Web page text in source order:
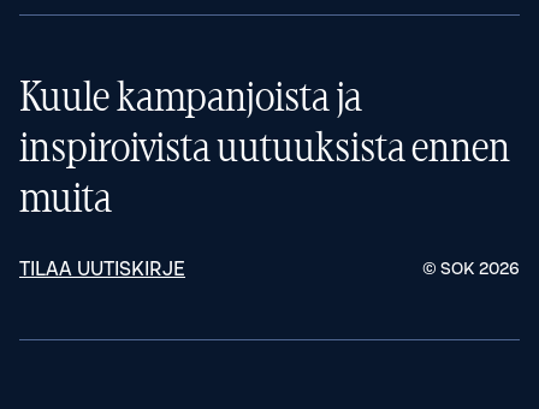
Kuule kampanjoista ja
inspiroivista uutuuksista ennen
muita
TILAA UUTISKIRJE © SOK 2026